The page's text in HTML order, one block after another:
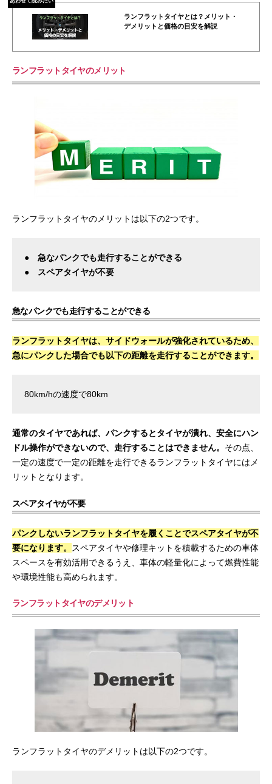
ランフラットタイヤとは？メリット・
デメリットと価格の目安を解説
ランフラットタイヤのメリット
ランフラットタイヤのメリットは以下の2つです。
● 急なパンクでも走行することができる
● スペアタイヤが不要
急なパンクでも走行することができる
ランフラットタイヤは、サイドウォールが強化されているため、
急にパンクした場合でも以下の距離を走行することができます。
80km/hの速度で80km
通常のタイヤであれば、パンクするとタイヤが潰れ、安全にハン
ドル操作ができないので、走行することはできません。 その点、
一定の速度で一定の距離を走行できるランフラットタイヤにはメ
リットとなります。
スペアタイヤが不要
パンクしないランフラットタイヤを履くことでスペアタイヤが不
要になります。
スペアタイヤや修理キットを積載するための車体
スペースを有効活用できるうえ、車体の軽量化によって燃費性能
や環境性能も高められます。
ランフラットタイヤのデメリット
ランフラットタイヤのデメリットは以下の2つです。